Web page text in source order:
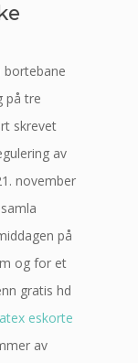
bortebane
på tre
skrevet
av
november
på
og for et
gratis hd
eskorte
av